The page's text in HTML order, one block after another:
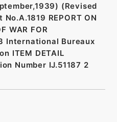
(Revised
REPORT ON
WAR FOR
International Bureaux
ITEM DETAIL
Number IJ.51187 2